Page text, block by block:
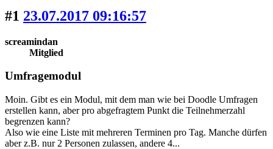
#1 23.07.2017 09:16:57
screamindan
Mitglied
Umfragemodul
Moin. Gibt es ein Modul, mit dem man wie bei Doodle Umfragen
erstellen kann, aber pro abgefragtem Punkt die Teilnehmerzahl
begrenzen kann?
Also wie eine Liste mit mehreren Terminen pro Tag. Manche dürfen
aber z.B. nur 2 Personen zulassen, andere 4...